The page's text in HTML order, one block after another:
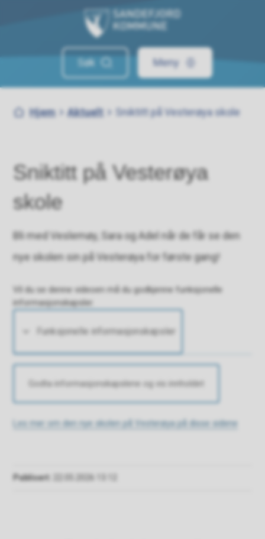
Sandefjord kommune
Søk Meny
Du er her:
Hjem Aktuelt Sniktitt på Vesterøya skole
Sniktitt på Vesterøya
skole
Bli med Veslemøy, Sara og Adel når de får se den
nye skolen sin på Vesterøya for første gang!
Vil du se denne videoen må du godkjenne funksjonelle
informasjonskapsler.
Funksjonelle informasjonskapsler
Godta informasjonskapslene og vis innholdet
Les mer om den nye skolen på Vesterøya på disse sidene
Publisert